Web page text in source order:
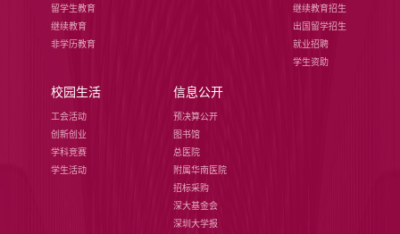
留学生教育
继续教育
非学历教育
继续教育招生
出国留学招生
就业招聘
学生资助
校园生活
工会活动
创新创业
学科竞赛
学生活动
信息公开
预决算公开
图书馆
总医院
附属华南医院
招标采购
深大基金会
深圳大学报